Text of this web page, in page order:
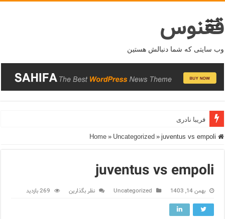
ققنوس
وب سایتی که شما دنبالش هستین
فریبا نادری
» Uncategorized » juventus vs empoli
juventus vs empoli
بهمن 14, 1403 Uncategorized نظر بگذارین 269 بازدید